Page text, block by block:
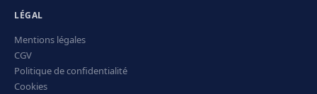
LÉGAL
Mentions légales
CGV
Politique de confidentialité
Cookies